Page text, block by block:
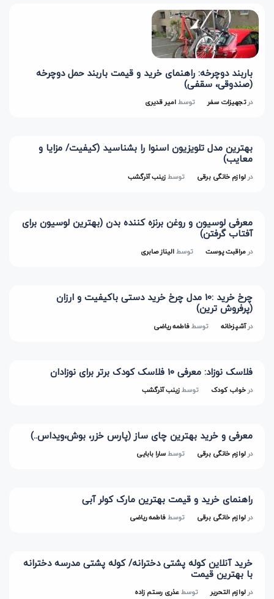
باربند دوچرخه: راهنمای خرید و قیمت باربند حمل دوچرخه
(صندوقی، سقفی)
درتجهیزات سفر توسطامیر قدیری
بهترین مدل تلویزیون اسنوا را بشناسید (کیفیت/ مزایا و
معایب)
در لوازم خانگی برقی توسطزینب آذرگشب
معرفی لوسیون و روغن برنزه کننده بدن (بهترین لوسیون برای
آفتاب گرفتن)
در مراقبت پوست توسطالیناز صابری
چرخ خرید :10 مدل چرخ خرید دستی باکیفیت و ارزان
(پرفروش ترین)
درآشپزخانه توسطفاطمه ریاضی
فلاسک نوزاد: معرفی 10 فلاسک کودک برتر برای نوزادان
در خواب کودک توسطزینب آذرگشب
معرفی و خرید بهترین چای ساز (پارس خزر، بوش،ویداس..)
در لوازم خانگی برقی توسطسارا بابایی
راهنمای خرید و قیمت بهترین مارک کولر آبی
در لوازم خانگی برقی توسطفاطمه ریاضی
خرید آنلاین کوله پشتی دخترانه/ کوله پشتی مدرسه دخترانه
با بهترین قیمت
در لوازم التحریر توسطعذری رستم زاده